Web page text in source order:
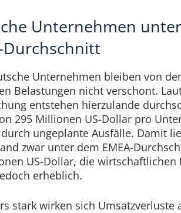
Unternehmen
Durchschnitt
Unternehmen bleiben von
Belastungen nicht verschont.
entstehen hierzulande
295 Millionen US-Dollar pro
durch ungeplante Ausfälle. Damit
zwar unter dem EMEA-
US-Dollar, die wirtschaftlichen
erheblich.
stark wirken sich Umsatzverluste